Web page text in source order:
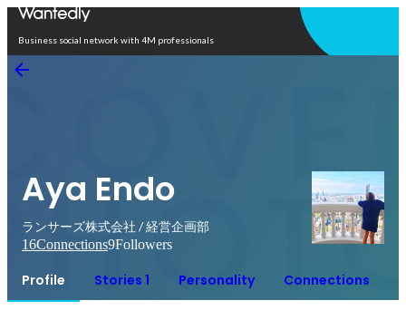
Business social network with 4M professionals
Aya Endo
ランサーズ株式会社 / 経営企画部
16Connections9Followers
Profile Stories 1 Personality Connections